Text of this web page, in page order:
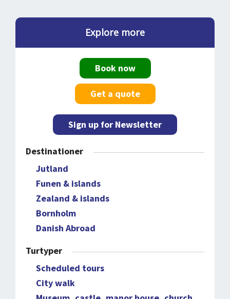
Explore more
Book now
Get a quote
Sign up for Newsletter
Destinationer
Jutland
Funen & islands
Zealand & islands
Bornholm
Danish Abroad
Turtyper
Scheduled tours
City walk